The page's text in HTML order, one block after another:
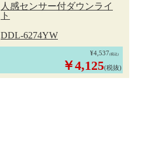
人感センサー付ダウンライ
ト
DDL-6274YW
¥4,537(税込)
￥4,125(税抜)